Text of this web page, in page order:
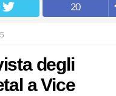
20
degli
a Vice